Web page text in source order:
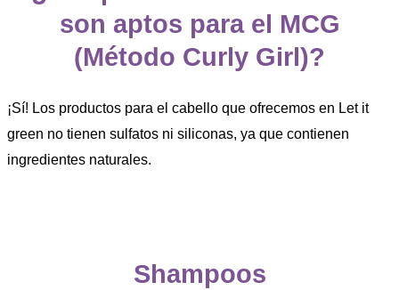
son aptos para el MCG
(Método Curly Girl)?
¡Sí! Los productos para el cabello que ofrecemos en Let it
green no tienen sulfatos ni siliconas, ya que contienen
ingredientes naturales.
Shampoos